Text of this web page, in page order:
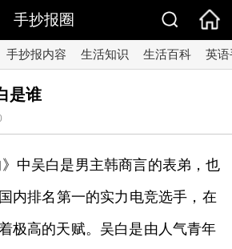
手抄报圈
手抄报内容 生活知识 生活百科 英
是谁
》中吴白是男主韩商言的表弟，也
内排名第一的实力电竞选手，在
极高的天赋。吴白是由人气青年